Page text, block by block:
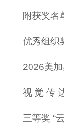
附获奖名
优秀组织
2026美
视 觉 传
三等奖 “